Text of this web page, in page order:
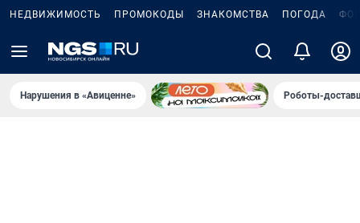
НЕДВИЖИМОСТЬ ПРОМОКОДЫ ЗНАКОМСТВА ПОГОДА
Нарушения в «Авиценне» Роботы-